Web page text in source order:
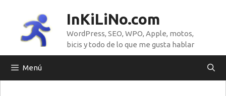
contenido
InKiLiNo.com
WordPress, SEO, WPO, Apple, motos,
bicis y todo de lo que me gusta hablar
Menú